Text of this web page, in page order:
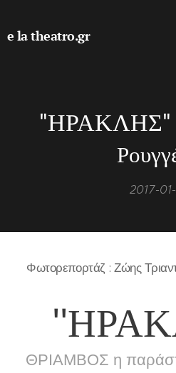
e la theatro.gr
"ΗΡΑΚΛΗΣ"
2017-
Φωτορεπορτάζ : Ζώης
ΘΡΙΑΜΒΟΣ η